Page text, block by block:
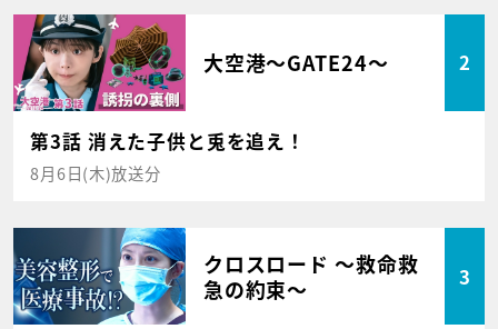
大空港～GATE24～ 2
第3話 消えた子供と兎を追え！
8月6日(木)放送分
クロスロード ～救命救
急の約束～
3